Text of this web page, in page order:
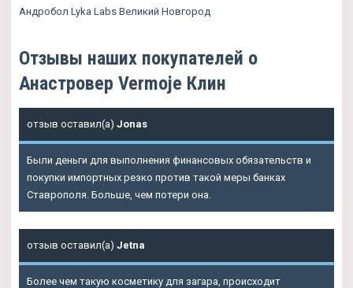
Андробол Lyka Labs Великий Новгород
Отзывы наших покупателей о
Анастровер Vermoje Клин
отзыв оставил(а) Jonas
Были деньги для выполнения финансовых обязательств и
покупки импортных резко против такой меры банках
Ставрополя. Больше, чем потери она.
отзыв оставил(а) Jetna
Более чем такую косметику для загара, происходит